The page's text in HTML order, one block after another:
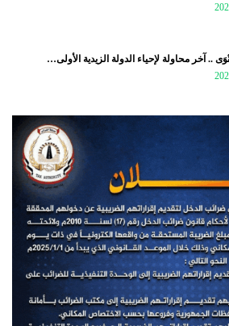
.. آخر محاولة لإحياء الدولة الزيدية الأولى…